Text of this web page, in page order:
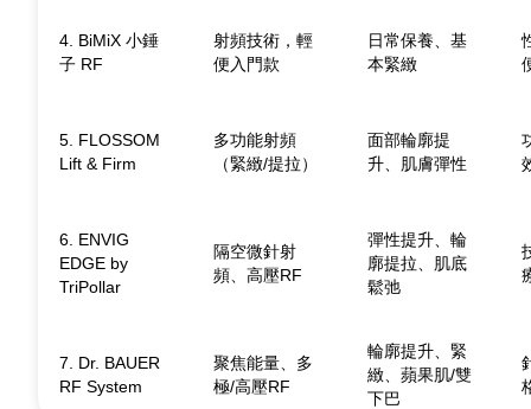
4. BiMiX 小錘
子 RF
射頻技術，輕
便入門款
日常保養、基
本緊緻
5. FLOSSOM
Lift & Firm
多功能射頻
（緊緻/提拉）
面部輪廓提
升、肌膚彈性
6. ENVIG
EDGE by
TriPollar
隔空微針射
頻、高壓RF
彈性提升、輪
廓提拉、肌底
鬆弛
7. Dr. BAUER
RF System
聚焦能量、多
極/高壓RF
輪廓提升、緊
緻、蘋果肌/雙
下巴